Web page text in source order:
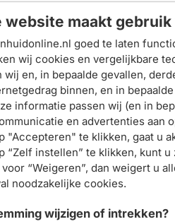
website maakt
goed te laten
wij cookies en vergelijkbare
wij en, in bepaalde gevallen,
binnen, en in
informatie passen wij (en in
en advertenties aan
"Accepteren" te klikken, gaat u
“Zelf instellen” te klikken, kunt
voor “Weigeren”, dan weigert u
noodzakelijke cookies.
wijzigen of intrekken?
Schrijf je nu in en ontvang onze
Meld je aan
nieuwsbrief
en ontvang
eerste
het beste bij jou past, hangt
maskersof wil je gewoon
bekijken en kies op basis
er in ontzettend veel
zoalsscrubsen
voor je op een rijtje gezet.
en klei maskers